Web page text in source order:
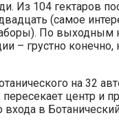
Из 104 гектаров
(самое
По выходным
– грустно конечно,
на 32
пересекает центр и
в